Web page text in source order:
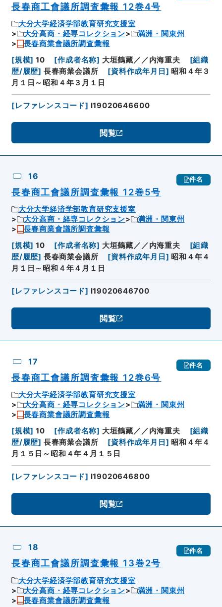
長春商工會議所調査彙報 12巻4号
大分大学経済学部教育研究支援室
大分高商・経専コレクション
満洲・関東州
長春商業會議所調査彙報
[規模] 10 [作成者名称] 大垣鶴藏／／内海重夫 [組織
歴/履歴] 長春商業会議所 [資料作成年月日 ] 昭和４年３
月１日～昭和４年３月１日
[レファレンスコード] I19020646600
閲覧
16 件名
長春商工會議所調査彙報 12巻5号
大分大学経済学部教育研究支援室
大分高商・経専コレクション
満洲・関東州
長春商業會議所調査彙報
[規模] 10 [作成者名称] 大垣鶴藏／／内海重夫 [組織
歴/履歴] 長春商業会議所 [資料作成年月日 ] 昭和４年４
月１日～昭和４年４月１日
[レファレンスコード] I19020646700
閲覧
17 件名
長春商工會議所調査彙報 12巻6号
大分大学経済学部教育研究支援室
大分高商・経専コレクション
満洲・関東州
長春商業會議所調査彙報
[規模] 10 [作成者名称] 大垣鶴藏／／内海重夫 [組織
歴/履歴] 長春商業会議所 [資料作成年月日 ] 昭和４年４
月１５日～昭和４年４月１５日
[レファレンスコード] I19020646800
閲覧
18 件名
長春商工會議所調査彙報 13巻2号
大分大学経済学部教育研究支援室
大分高商・経専コレクション
満洲・関東州
長春商業會議所調査彙報